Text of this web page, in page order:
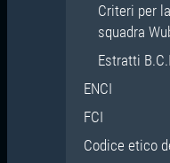
Criteri per
squadra
Estratti
ENCI
FCI
Codice etico